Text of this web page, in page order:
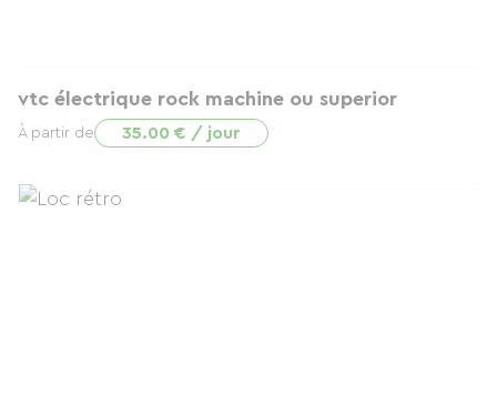
vtc électrique rock machine ou superior
À partir de 35.00 € / jour